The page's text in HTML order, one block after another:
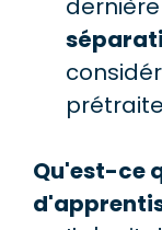
Qu'est-ce